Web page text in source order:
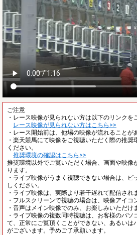
ご注意
・レース映像が見られない方は以下のリンクを
レース映像が見られない方はこちら>>
・レース開始前は、他場の映像が流れることが
・楽天競馬にて映像をご視聴いただく際の推
ください。
推奨環境の確認はこちら>>
推奨環境以外でご覧いただく場合、画面や映像
ります。
・ライブ映像がうまく視聴できない場合は、
しください。
・ライブ映像は、実際より若干遅れて配信され
・フルスクリーンで視聴の場合は、映像アイコ
・音声はメイン映像でのみ、お楽しみいただけ
・ライブ映像の複数同時視聴は、お客様のパ
て、正常にご覧頂くことができない、あるいは
がございます。予めご了承願います。